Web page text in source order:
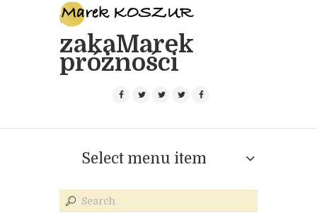
zakaMarek
próżności
Select menu item